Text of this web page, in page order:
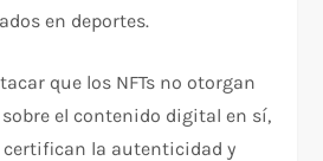
en deportes.
que los NFTs no otorgan
el contenido digital en sí,
la autenticidad y